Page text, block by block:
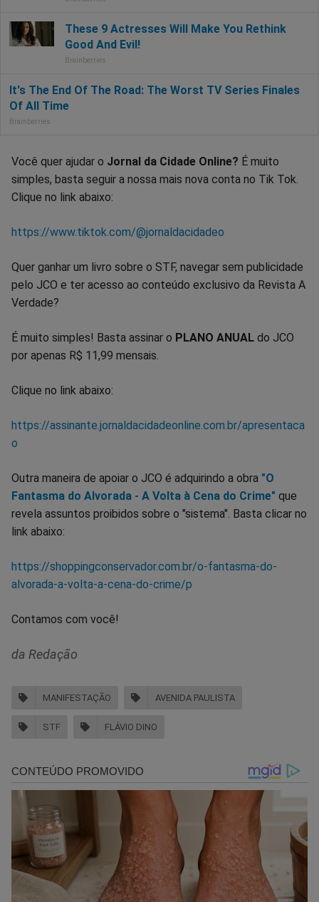
Você quer ajudar o Jornal da Cidade Online? É muito
simples, basta seguir a nossa mais nova conta no Tik Tok.
Clique no link abaixo:
https://www.tiktok.com/@jornaldacidadeo
Quer ganhar um livro sobre o STF, navegar sem publicidade
pelo JCO e ter acesso ao conteúdo exclusivo da Revista A
Verdade?
É muito simples! Basta assinar o PLANO ANUAL do JCO
por apenas R$ 11,99 mensais.
Clique no link abaixo:
https://assinante.jornaldacidadeonline.com.br/apresentaca
o
Outra maneira de apoiar o JCO é adquirindo a obra "O
Fantasma do Alvorada - A Volta à Cena do Crime" que
revela assuntos proibidos sobre o "sistema". Basta clicar no
link abaixo:
https://shoppingconservador.com.br/o-fantasma-do-
alvorada-a-volta-a-cena-do-crime/p
Contamos com você!
da Redação
MANIFESTAÇÃO AVENIDA PAULISTA
STF FLÁVIO DINO